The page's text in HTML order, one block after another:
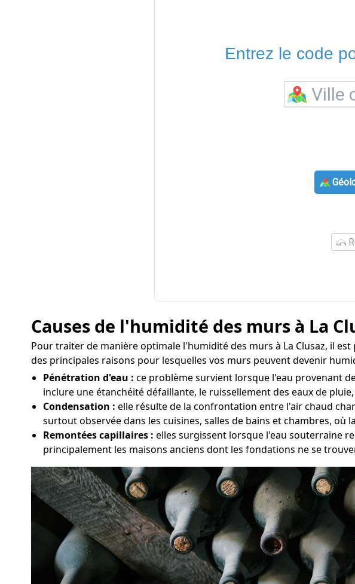
Entrez le code
Causes de l'humidité des murs à La
Pour traiter de manière optimale l'humidité des murs à La Clusaz, il
des principales raisons pour lesquelles vos murs peuvent devenir
Pénétration d'eau : ce problème survient lorsque l'eau provenant
inclure une étanchéité défaillante, le ruissellement des eaux de
Condensation : elle résulte de la confrontation entre l'air chaud
surtout observée dans les cuisines, salles de bains et chambres, où
Remontées capillaires : elles surgissent lorsque l'eau souterraine
principalement les maisons anciens dont les fondations ne se